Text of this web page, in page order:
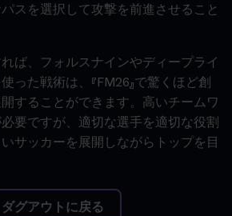
スを選択して攻撃を前進させること
ば、フォルスナインやディープライ
った戦術は、『FM26』で驚くほど創
することができます。高いチームワ
要ですが、適切な選手を適切な役割
サッカーを展開しながらトップを目
ダグアウトに戻る